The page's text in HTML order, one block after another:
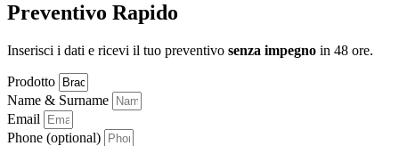
Preventivo Rapido
Inserisci i dati e ricevi il tuo preventivo senza impegno in 48 ore.
Prodotto
Name & Surname
Email
Phone (optional)